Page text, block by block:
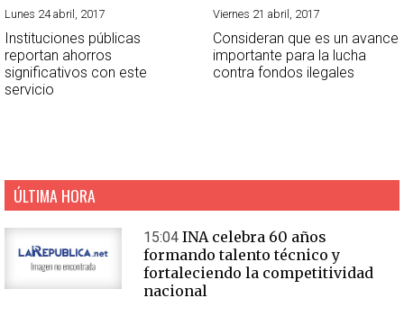
Lunes 24 abril, 2017
Instituciones públicas
reportan ahorros
significativos con este
servicio
Viernes 21 abril, 2017
Consideran que es un avance
importante para la lucha
contra fondos ilegales
ÚLTIMA HORA
15:04 INA celebra 60 años
formando talento técnico y
fortaleciendo la competitividad
nacional